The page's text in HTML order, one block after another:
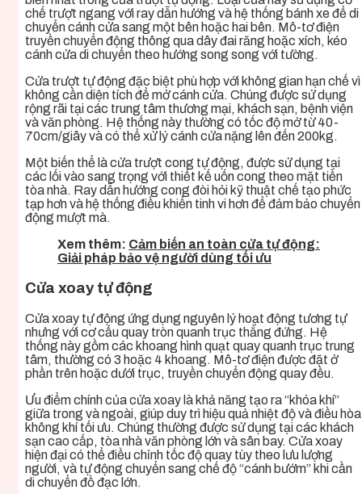
chế trượt ngang với ray dẫn hướng và hệ thống bánh xe để di
chuyển cánh cửa sang một bên hoặc hai bên. Mô-tơ điện
truyền chuyển động thông qua dây đai răng hoặc xích, kéo
cánh cửa di chuyển theo hướng song song với tường.
Cửa trượt tự động đặc biệt phù hợp với không gian hạn chế vì
không cần diện tích để mở cánh cửa. Chúng được sử dụng
rộng rãi tại các trung tâm thương mại, khách sạn, bệnh viện
và văn phòng. Hệ thống này thường có tốc độ mở từ 40-
70cm/giây và có thể xử lý cánh cửa nặng lên đến 200kg.
Một biến thể là cửa trượt cong tự động, được sử dụng tại
các lối vào sang trọng với thiết kế uốn cong theo mặt tiền
tòa nhà. Ray dẫn hướng cong đòi hỏi kỹ thuật chế tạo phức
tạp hơn và hệ thống điều khiển tinh vi hơn để đảm bảo chuyển
động mượt mà.
Xem thêm: Cảm biến an toàn cửa tự động:
Giải pháp bảo vệ người dùng tối ưu
Cửa xoay tự động
Cửa xoay tự động ứng dụng nguyên lý hoạt động tương tự
nhưng với cơ cấu quay tròn quanh trục thẳng đứng. Hệ
thống này gồm các khoang hình quạt quay quanh trục trung
tâm, thường có 3 hoặc 4 khoang. Mô-tơ điện được đặt ở
phần trên hoặc dưới trục, truyền chuyển động quay đều.
Ưu điểm chính của cửa xoay là khả năng tạo ra “khóa khí”
giữa trong và ngoài, giúp duy trì hiệu quả nhiệt độ và điều hòa
không khí tối ưu. Chúng thường được sử dụng tại các khách
sạn cao cấp, tòa nhà văn phòng lớn và sân bay. Cửa xoay
hiện đại có thể điều chỉnh tốc độ quay tùy theo lưu lượng
người, và tự động chuyển sang chế độ “cánh bướm” khi cần
di chuyển đồ đạc lớn.